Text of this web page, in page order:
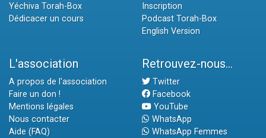
Yéchiva Torah-Box
Dédicacer un cours
Inscription
Podcast Torah-Box
English Version
L'association
A propos de l'association
Faire un don !
Mentions légales
Nous contacter
Aide (FAQ)
Retrouvez-nous...
Twitter
Facebook
YouTube
WhatsApp
WhatsApp Femmes